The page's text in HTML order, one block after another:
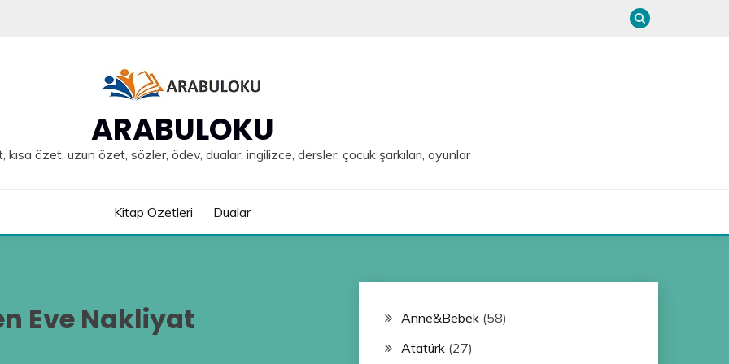
ARABULOKU
özet, uzun özet, sözler, ödev, dualar, ingilizce, dersler, çocuk şarkıları, oyunlar
Kitap Özetleri Dualar
Eve Nakliyat Anne&Bebek(58)
Atatürk(27)